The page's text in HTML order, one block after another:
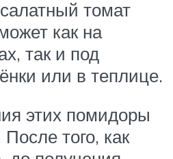
томат
как на
так и под
или в теплице.
этих помидоры
того, как